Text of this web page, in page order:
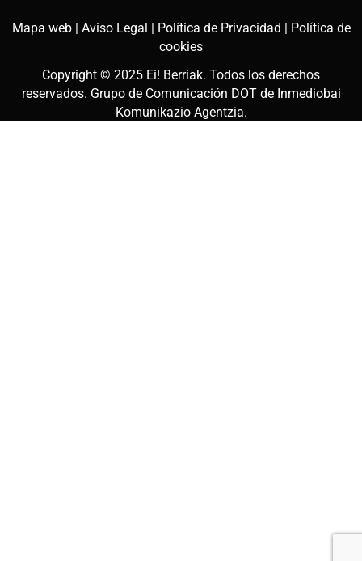
Mapa web | Aviso Legal | Política de Privacidad |
Política de
cookies
Copyright © 2025 Ei! Berriak. Todos los derechos
reservados. Grupo de Comunicación DOT de Inmediobai
Komunikazio Agentzia.